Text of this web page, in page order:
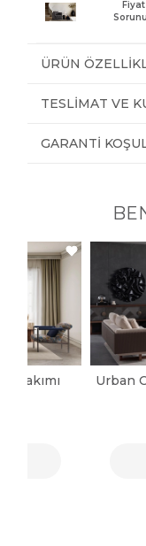
Fiyat
ÜRÜN
TESLIMAT VE
GARANTI
Takımı